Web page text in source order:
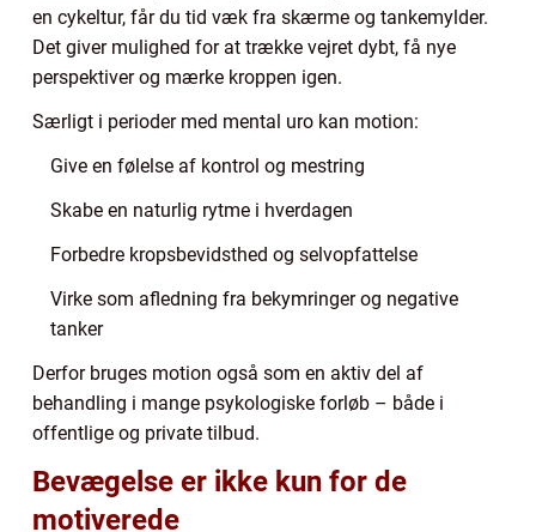
en cykeltur, får du tid væk fra skærme og tankemylder.
Det giver mulighed for at trække vejret dybt, få nye
perspektiver og mærke kroppen igen.
Særligt i perioder med mental uro kan motion:
Give en følelse af kontrol og mestring
Skabe en naturlig rytme i hverdagen
Forbedre kropsbevidsthed og selvopfattelse
Virke som afledning fra bekymringer og negative
tanker
Derfor bruges motion også som en aktiv del af
behandling i mange psykologiske forløb – både i
offentlige og private tilbud.
Bevægelse er ikke kun for de
motiverede